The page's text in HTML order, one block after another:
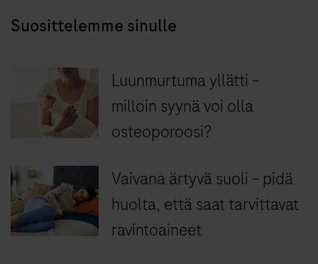
Suosittelemme sinulle
Luunmurtuma yllätti –
milloin syynä voi olla
osteoporoosi?
Vaivana ärtyvä suoli – pidä
huolta, että saat tarvittavat
ravintoaineet